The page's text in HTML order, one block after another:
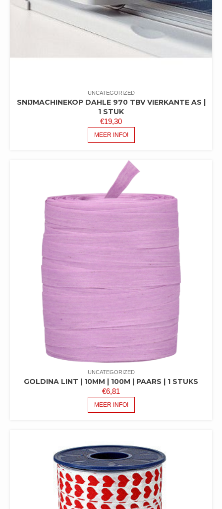
UNCATEGORIZED
SNIJMACHINEKOP DAHLE 970 TBV VIERKANTE AS |
1 STUK
€19,30
MEER INFO!
UNCATEGORIZED
GOLDINA LINT | 10MM | 100M | PAARS | 1 STUKS
€6,81
MEER INFO!